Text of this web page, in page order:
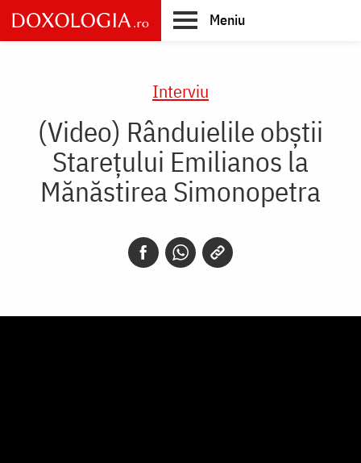
Skip
to
main
Meniu
Interviu
(Video) Rânduielile obștii
Starețului Emilianos la
Mănăstirea Simonopetra